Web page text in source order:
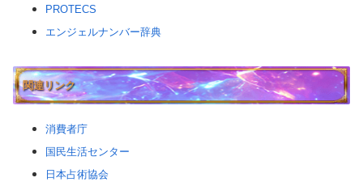
PROTECS
エンジェルナンバー辞典
関連リンク
消費者庁
国民生活センター
日本占術協会